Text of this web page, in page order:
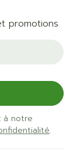
promotions
à notre
.